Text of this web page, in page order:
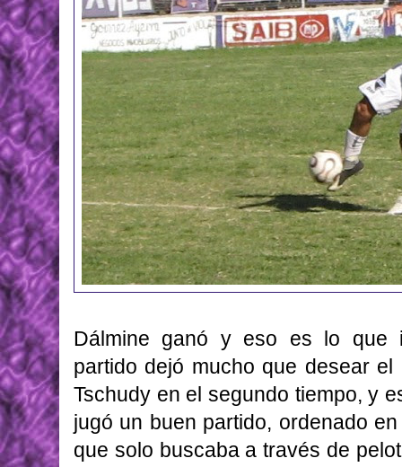
Dálmine ganó y eso es lo que
partido dejó mucho que desear
Tschudy en el segundo tiempo, y
jugó un buen partido, ordenado
que solo buscaba a través de